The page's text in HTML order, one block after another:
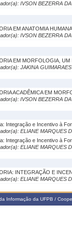
IVSON BEZERRA DA
EM ANATOMIA
IVSON BEZERRA DA
EM MORFOLOGIA,
JAKINA
ACADÊMICA EM
IVSON BEZERRA DA
Integração e Incentivo à
ELIANE MARQUES
Integração e Incentivo à
ELIANE MARQUES
INTEGRAÇÃO E
ELIANE MARQUES
Informação da UFPB /